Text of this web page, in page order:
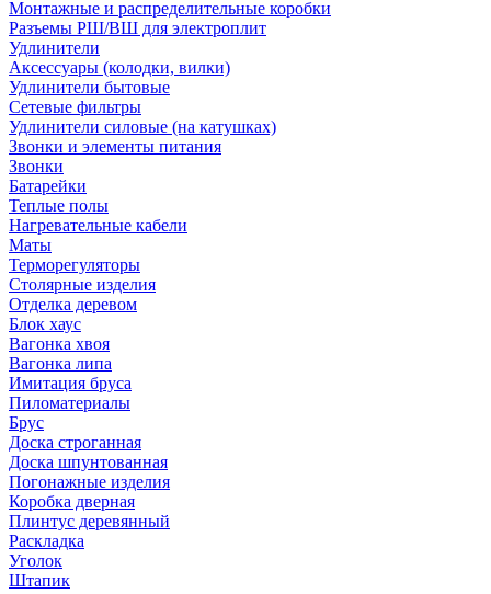
Монтажные и распределительные коробки
Разъемы РШ/ВШ для электроплит
Удлинители
Аксессуары (колодки, вилки)
Удлинители бытовые
Сетевые фильтры
Удлинители силовые (на катушках)
Звонки и элементы питания
Звонки
Батарейки
Теплые полы
Нагревательные кабели
Маты
Терморегуляторы
Столярные изделия
Отделка деревом
Блок хаус
Вагонка хвоя
Вагонка липа
Имитация бруса
Пиломатериалы
Брус
Доска строганная
Доска шпунтованная
Погонажные изделия
Коробка дверная
Плинтус деревянный
Раскладка
Уголок
Штапик